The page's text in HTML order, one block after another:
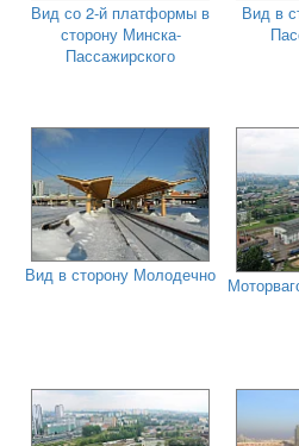
Вид со 2-й платформы в
сторону Минска-
Пассажирского
Вид в
Вид в сторону Молодечно